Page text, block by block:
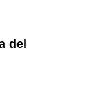
del